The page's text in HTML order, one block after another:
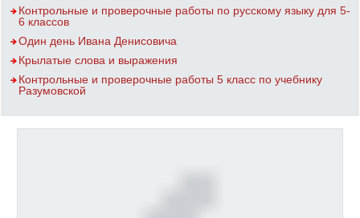
Контрольные и проверочные работы по русскому языку для 5-
6 классов
Один день Ивана Денисовича
Крылатые слова и выражения
Контрольные и проверочные работы 5 класс по учебнику
Разумовской